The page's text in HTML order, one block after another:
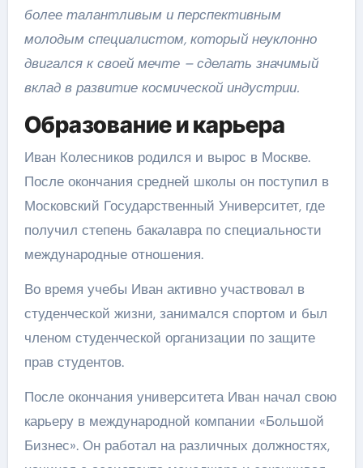
более талантливым и перспективным
молодым специалистом, который неуклонно
двигался к своей мечте – сделать значимый
вклад в развитие космической индустрии.
Образование и карьера
Иван Колесников родился и вырос в Москве.
После окончания средней школы он поступил в
Московский Государственный Университет, где
получил степень бакалавра по специальности
международные отношения.
Во время учебы Иван активно участвовал в
студенческой жизни, занимался спортом и был
членом студенческой организации по защите
прав студентов.
После окончания университета Иван начал свою
карьеру в международной компании «Большой
Бизнес». Он работал на различных должностях,